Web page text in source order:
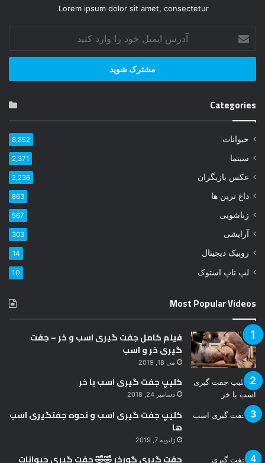
Lorem ipsum dolor sit amet, consectetur.
ر
ا
م
ی
خ
و
ر
ا
ا
ر
ک
ن
Categories
حیوانات 8,852
سینما 2,371
عکس بازیگران 2,236
داغ ترین ها 863
زناشویی 567
آرایشی 303
روبیک دیجیتال 14
لپ تاپ استوک 10
Most Popular Videos
فیلم کامل جفت گیری اسب و خر – جفت
گیری خر و اسب
می 18, 2019
کلیپ جفت گیری اسب با خر
دسامبر 24, 2018
کلیپ جفت گیری اسب و نحوه جفتگیری اسب
ها
ژانویه 7, 2019
جفت گیری گورخر 🤣🤣 جفت گیری حیوانات